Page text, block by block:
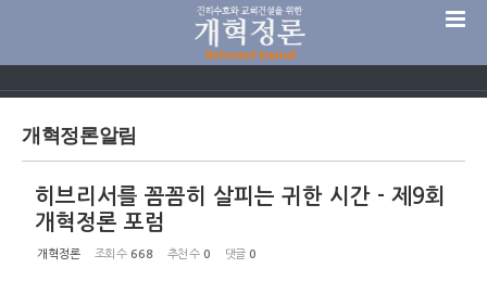
개혁정론알림
히브리서를 꼼꼼히 살피는 귀한 시간 - 제9회
개혁정론 포럼
개혁정론 조회 수 668 추천 수 0 댓글 0
Sketchbook5, 스케치북5
Sketchbook5, 스케치북5